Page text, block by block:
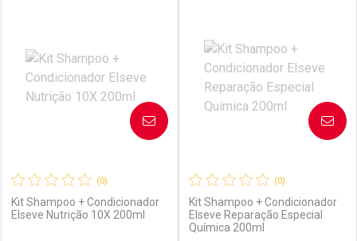
Laboratório
Por Menos Laboratório
Por Menos
(0)
Kit Shampoo + Condicionador
Elseve Nutrição 10X 200ml
AVISE-ME
(0)
Kit Shampoo + Condicionador
Elseve Reparação Especial
Química 200ml
AVISE-ME